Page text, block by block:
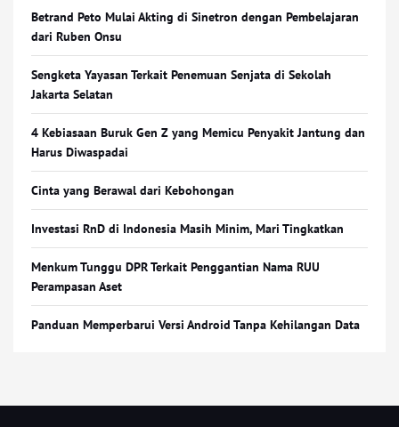
Betrand Peto Mulai Akting di Sinetron dengan Pembelajaran
dari Ruben Onsu
Sengketa Yayasan Terkait Penemuan Senjata di Sekolah
Jakarta Selatan
4 Kebiasaan Buruk Gen Z yang Memicu Penyakit Jantung dan
Harus Diwaspadai
Cinta yang Berawal dari Kebohongan
Investasi RnD di Indonesia Masih Minim, Mari Tingkatkan
Menkum Tunggu DPR Terkait Penggantian Nama RUU
Perampasan Aset
Panduan Memperbarui Versi Android Tanpa Kehilangan Data